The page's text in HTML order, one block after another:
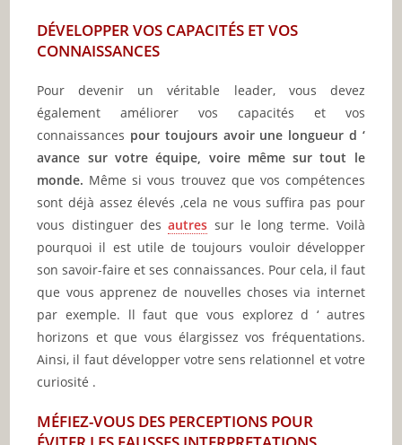
DÉVELOPPER VOS CAPACITÉS ET VOS
CONNAISSANCES
Pour devenir un véritable leader, vous devez
également améliorer vos capacités et vos
connaissances pour toujours avoir une longueur d ‘
avance sur votre équipe, voire même sur tout le
monde. Même si vous trouvez que vos compétences
sont déjà assez élevés ,cela ne vous suffira pas pour
vous distinguer desautres sur le long terme. Voilà
pourquoi il est utile de toujours vouloir développer
son savoir-faire et ses connaissances. Pour cela, il faut
que vous apprenez de nouvelles choses via internet
par exemple. ll faut que vous explorez d ‘ autres
horizons et que vous élargissez vos fréquentations.
Ainsi, il faut développer votre sens relationnel et votre
curiosité .
MÉFIEZ-VOUS DES PERCEPTIONS POUR